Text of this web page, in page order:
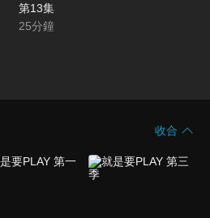
第13集
25分鐘
收合